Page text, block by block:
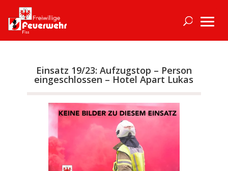
Einsatz 19/23: Aufzugstop – Person
eingeschlossen – Hotel Apart Lukas